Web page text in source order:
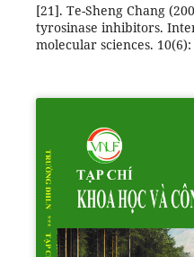
[21]. Te-Sheng Chang
tyrosinase inhibitors.
molecular sciences. 10(6):